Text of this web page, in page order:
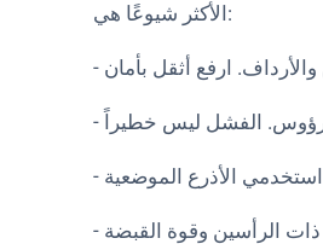
الأكثر شيوعًا هي: